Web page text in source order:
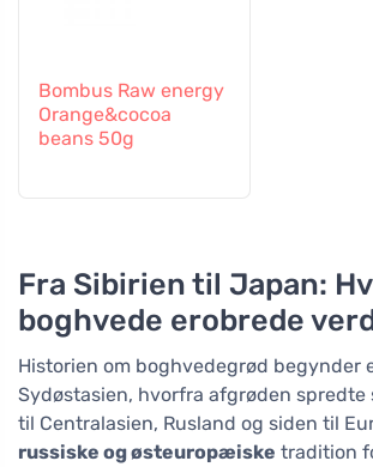
Bombus Raw energy
Orange&cocoa
beans 50g
Fra Sibirien til Japan:
boghvede erobrede
Historien om boghvedegrød begynder
Sydøstasien, hvorfra afgrøden spredte
til Centralasien, Rusland og siden til
russiske og østeuropæiske tradition